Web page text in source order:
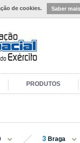
de cookies. Saber mais
PRODUTOS
3 Braga